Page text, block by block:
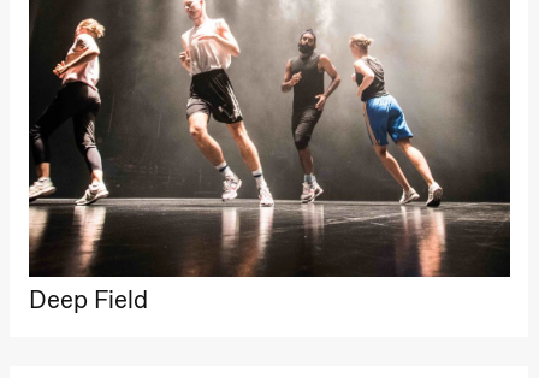
Deep Field